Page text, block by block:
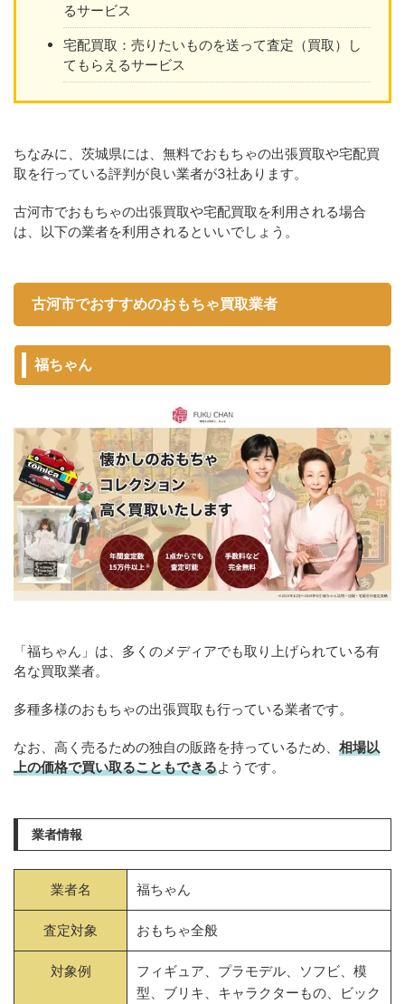
るサービス
宅配買取：売りたいものを送って査定（買取）し
てもらえるサービス
ちなみに、茨城県には、無料でおもちゃの出張買取や宅配買
取を行っている評判が良い業者が3社あります。
古河市でおもちゃの出張買取や宅配買取を利用される場合
は、以下の業者を利用されるといいでしょう。
古河市でおすすめのおもちゃ買取業者
福ちゃん
「福ちゃん」は、多くのメディアでも取り上げられている有
名な買取業者。
多種多様のおもちゃの出張買取も行っている業者です。
なお、高く売るための独自の販路を持っているため、 相場以
上の価格で買い取ることもできるようです。
業者情報
業者名 福ちゃん
査定対象 おもちゃ全般
対象例
フィギュア、プラモデル、ソフビ、模
型、ブリキ、キャラクターもの、ビック